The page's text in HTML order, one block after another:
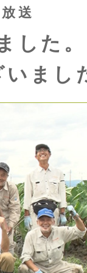
送
した。
いまし